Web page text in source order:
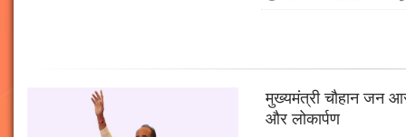
मुख्यमंत्री चौहान जन
और लोकार्पण